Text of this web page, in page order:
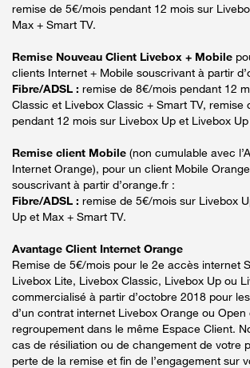
remise de 5€/mois pendant 12 mois sur
Max + Smart TV.
Remise Nouveau Client Livebox + Mobile
clients Internet + Mobile souscrivant à partir
Fibre/ADSL : remise de 8€/mois pendant 12
Classic et Livebox Classic + Smart TV, remise
pendant 12 mois sur Livebox Up et Livebox Up
Remise client Mobile (non cumulable avec
Internet Orange), pour un client Mobile
souscrivant à partir d’orange.fr :
Fibre/ADSL : remise de 5€/mois sur Livebox
Up et Max + Smart TV.
Avantage Client Internet Orange
Remise de 5€/mois pour le 2e accès internet
Livebox Lite, Livebox Classic, Livebox Up ou
commercialisé à partir d’octobre 2018 pour
d’un contrat internet Livebox Orange ou
regroupement dans le même Espace Client.
cas de résiliation ou de changement de votre
perte de la remise et fin de l’engagement sur